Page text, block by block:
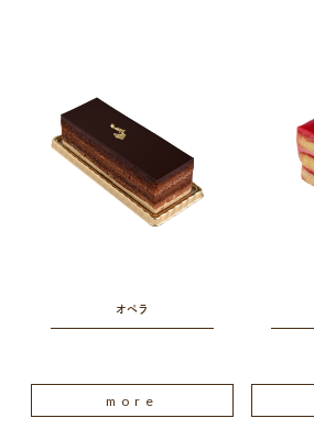
オペラ
more